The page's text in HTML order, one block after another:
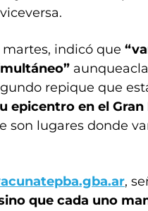
indicó que
repique que
epicentro en el Gran
son lugares donde
,
que cada uno